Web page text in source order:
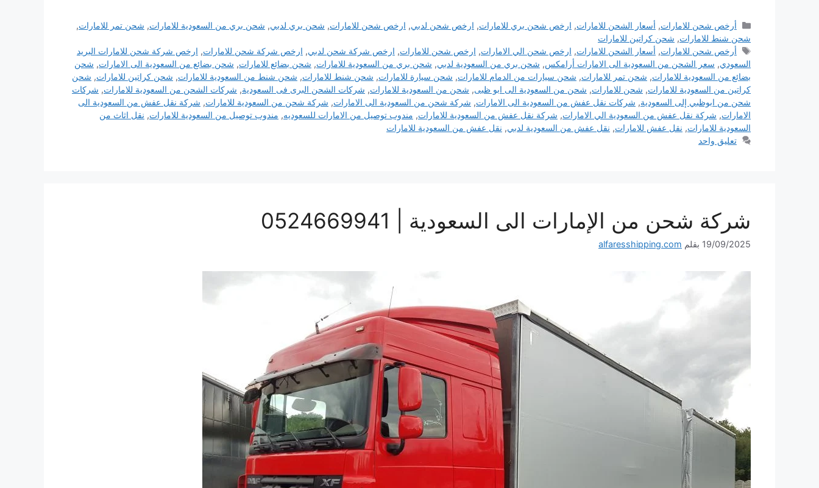
التصنيفات
أرخص شحن للامارات, أسعار الشحن للامارات, ارخص شحن بري للامارات, ارخص شحن لدبي, ارخص شحن للامارات, شحن بري لدبي, شحن بري من السعودية للامارات, شحن تمر للامارات,
شحن شنط للامارات, شحن كراتين للامارات
الوسوم
أرخص شحن للامارات, أسعار الشحن للامارات, ارخص شحن الي الامارات, ارخص شحن للامارات, ارخص شركة شحن لدبي, ارخص شركة شحن للامارات, ارخص شركة شحن للامارات البريد
السعودي, سعر الشحن من السعودية الى الامارات أرامكس, شحن بري من السعودية لدبي, شحن بري من السعودية للامارات, شحن بضائع للامارات, شحن بضائع من السعودية الى الامارات, شحن
بضائع من السعودية للامارات, شحن تمر للامارات, شحن سيارات من الدمام للامارات, شحن سيارة للامارات, شحن شنط للامارات, شحن شنط من السعودية للامارات, شحن كراتين للامارات, شحن
كراتين من السعودية للامارات, شحن للامارات, شحن من السعودية الى ابو ظبى, شحن من السعودية للامارات, شركات الشحن البرى فى السعودية, شركات الشحن من السعودية للامارات, شركات
شحن من ابوظبي إلى السعودية, شركات نقل عفش من السعودية الى الامارات, شركة شحن من السعودية الى الامارات, شركة شحن من السعودية للامارات, شركة نقل عفش من السعودية الى
الامارات, شركة نقل عفش من السعودية الي الامارات, شركة نقل عفش من السعودية للامارات, مندوب توصيل من الامارات للسعوديه, مندوب توصيل من السعودية للامارات, نقل اثاث من
السعودية للامارات, نقل عفش للامارات, نقل عفش من السعودية لدبي, نقل عفش من السعودية للامارات
تعليق واحد
شركة شحن من الإمارات الى السعودية | 0524669941
19/09/2025 بقلم alfaresshipping.com